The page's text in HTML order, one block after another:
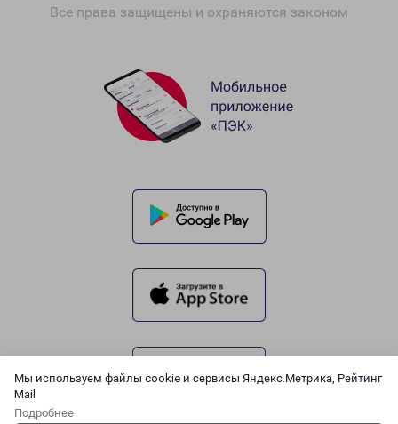
Мы используем файлы cookie и сервисы Яндекс.Метрика, Рейтинг
Mail
Подробнее
Все права защищены и охраняются законом